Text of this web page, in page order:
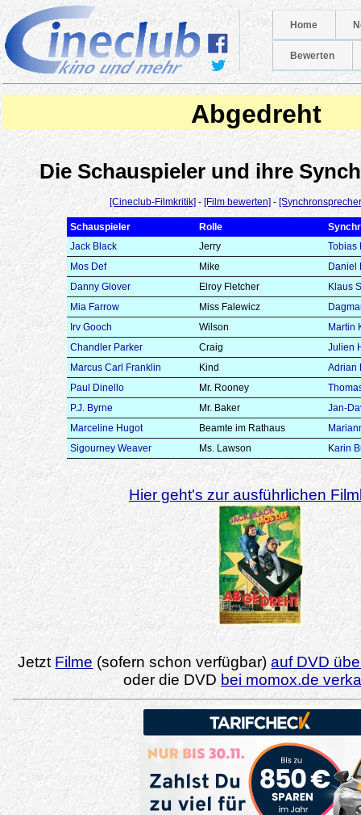
Home
Bewerten
Abgedreht
Die Schauspieler und ihre
[Cineclub-Filmkritik] - [Film bewerten] -
Schauspieler Rolle
Jack Black
Jerry
Tobias
Mos Def
Mike
Daniel
Danny Glover
Elroy Fletcher
Klaus
Mia Farrow
Miss Falewicz
Irv Gooch
Wilson
Martin
Chandler Parker
Craig
Julien
Marcus Carl Franklin
Kind
Adrian
Paul Dinello
Mr. Rooney
P.J. Byrne
Mr. Baker
Jan-
Marceline Hugot
Beamte im Rathaus
Sigourney Weaver
Ms. Lawson Karin
Hier geht's zur ausführlichen
Jetzt Filme (sofern schon verfügbar)auf DVD
oder die DVD bei momox.de